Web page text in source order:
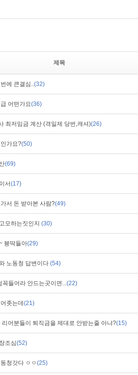
제목
에 큰결심..(32)
어떤가요(36)
최저임금 계산 (격일제 당번,캐셔)(26)
가요?(50)
(69)
서(17)
서 돈 받아본 사람?(49)
모하는짓인지 (30)
븅딱들아(29)
노동청 답변이다 (54)
꼭들어라 안드는곳이면...(22)
좃는데 (21)
리어분들이 퇴직금을 제대로 안받는줄 아냐?(15)
조심(52)
청갓다 ㅇㅇ(25)